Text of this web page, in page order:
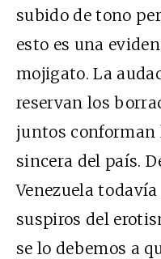
subido de tono
esto es una
mojigato. La
reservan los
juntos conforman
sincera del país.
Venezuela
suspiros del
se lo debemos a